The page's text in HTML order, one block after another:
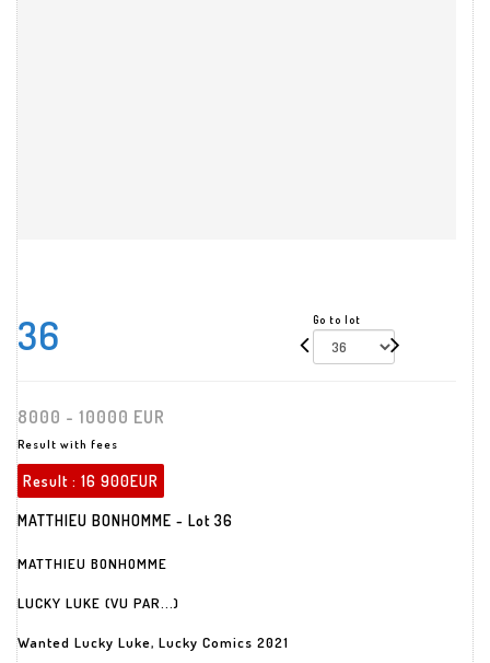
36 Go to lot
8000 - 10000 EUR
Result with fees
Result : 16 900EUR
MATTHIEU BONHOMME - Lot 36
MATTHIEU BONHOMME
LUCKY LUKE (VU PAR...)
Wanted Lucky Luke, Lucky Comics 2021